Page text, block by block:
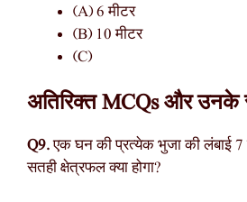
(A) 6 मीटर
(B) 10 मीटर
(C)
अतिरिक्त MCQs और उनके
Q9.एक घन की प्रत्येक भुजा की लंबाई
सतही क्षेत्रफल क्या होगा?